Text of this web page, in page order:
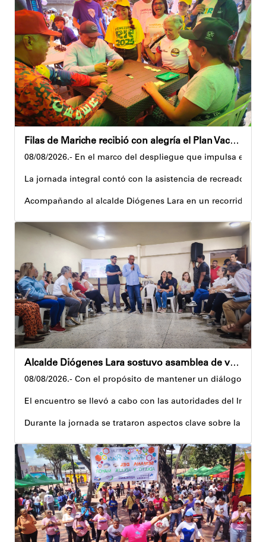
Filas de Mariche recibió con alegría el Plan Vacacional Venezuela RÍE 2026
08/08/2026.- En el marco del despliegue que impulsa el
La jornada integral contó con la asistencia de recreadores
Acompañando al alcalde Diógenes Lara en un recorrido,
Al respecto, señaló dos espacios permanentes habilitados
Precisamente, el Plan Vacacional Venezuela RÍE 2026
Andyvell Román
Alcalde Diógenes Lara sostuvo asamblea de vecinos con juntas de condominio de Palo Verde
08/08/2026.- Con el propósito de mantener un diálogo
El encuentro se llevó a cabo con las autoridades del
Durante la jornada se trataron aspectos clave sobre la
El alcalde tomó nota de las quejas, sugerencias y
Además, estas acciones se ejecutan en articulación con
Andyvell Román